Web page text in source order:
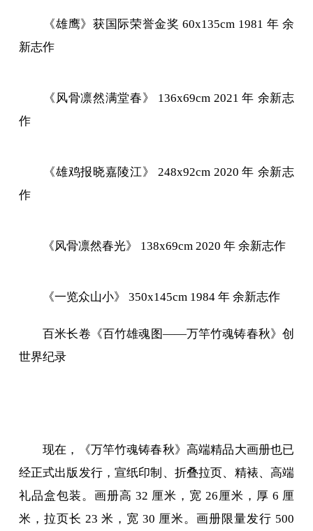
《雄鹰》获国际荣誉金奖 60x135cm 1981 年 余
新志作
《风骨凛然满堂春》 136x69cm 2021 年 余新志
作
《雄鸡报晓嘉陵江》 248x92cm 2020 年 余新志
作
《风骨凛然春光》 138x69cm 2020 年 余新志作
《一览众山小》 350x145cm 1984 年 余新志作
百米长卷《百竹雄魂图——万竿竹魂铸春秋》创
世界纪录
现在，《万竿竹魂铸春秋》高端精品大画册也已
经正式出版发行，宣纸印制、折叠拉页、精裱、高端
礼品盒包装。画册高 32 厘米，宽 26厘米，厚 6 厘
米，拉页长 23 米，宽 30 厘米。画册限量发行 500